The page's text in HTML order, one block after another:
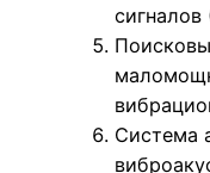
сигналов
Система